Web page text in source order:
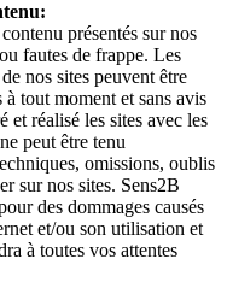
présentés sur nos
fautes de frappe. Les
nos sites peuvent être
tout moment et sans avis
et réalisé les sites avec les
peut être tenu
omissions, oublis
sur nos sites. Sens2B
des dommages causés
et/ou son utilisation et
à toutes vos attentes